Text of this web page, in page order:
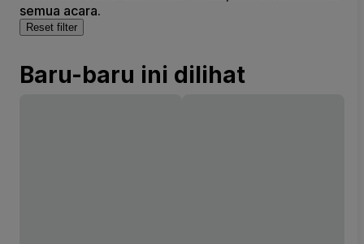
semua acara.
Reset filter
Baru-baru ini dilihat